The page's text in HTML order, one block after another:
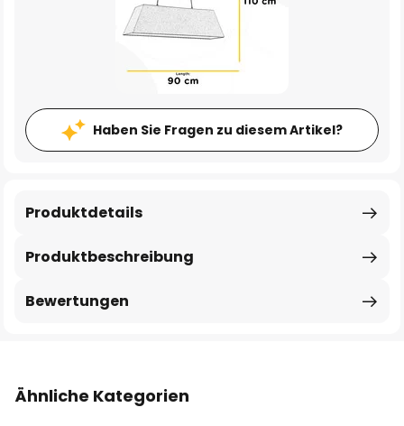
Haben Sie Fragen zu diesem Artikel?
Produktbeschreibung
Produktdetails
Bewertungen
Ähnliche Kategorien